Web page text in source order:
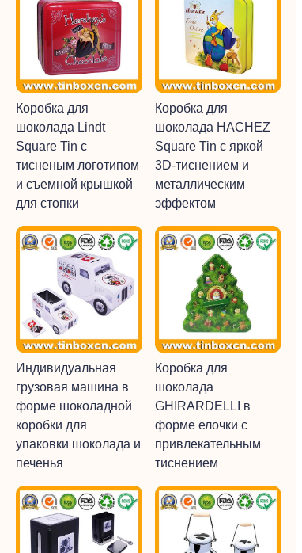
Коробка для
шоколада Lindt
Square Tin с
тисненым логотипом
и съемной крышкой
для стопки
Коробка для
шоколада HACHEZ
Square Tin с яркой
3D-тиснением и
металлическим
эффектом
Индивидуальная
грузовая машина в
форме шоколадной
коробки для
упаковки шоколада и
печенья
Коробка для
шоколада
GHIRARDELLI в
форме елочки с
привлекательным
тиснением